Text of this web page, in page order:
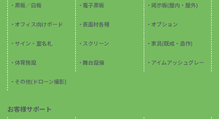
黒板／白板 電子黒板 掲示板(屋内・屋外)
オフィス向けボード 表面材各種 オプション
サイン・室名札 スクリーン 家具(既成・造作)
体育施設 舞台設備 アイムアッシュグレー
その他(ドローン撮影)
お客様サポート